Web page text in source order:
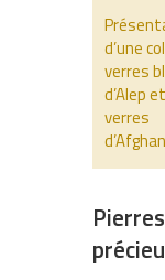
d’une
verres
d’Alep
verres